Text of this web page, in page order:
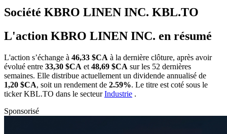
Société KBRO LINEN INC. KBL.TO
L'action KBRO LINEN INC. en résumé
L'action s’échange à 46,33 $CA à la dernière clôture, après avoir
évolué entre 33,30 $CA et 48,69 $CA sur les 52 dernières
semaines. Elle distribue actuellement un dividende annualisé de
1,20 $CA, soit un rendement de 2.59%. Le titre est coté sous le
tickerKBL.TO dans le secteurIndustrie .
Sponsorisé